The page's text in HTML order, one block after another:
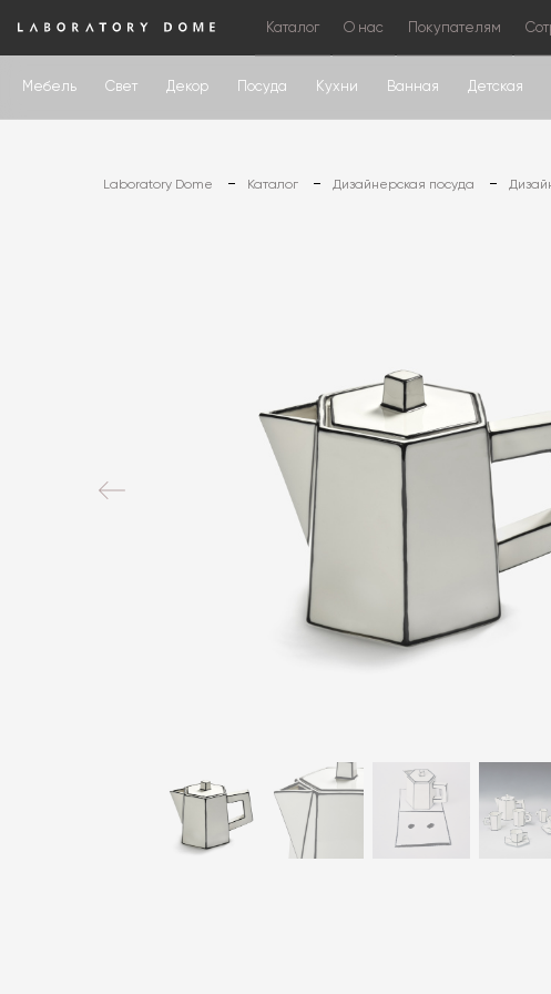
Каталог О нас Покупателям
Мебель Свет Декор Посуда Кухни Ванная Детская
Laboratory Dome Каталог Дизайнерская посуда